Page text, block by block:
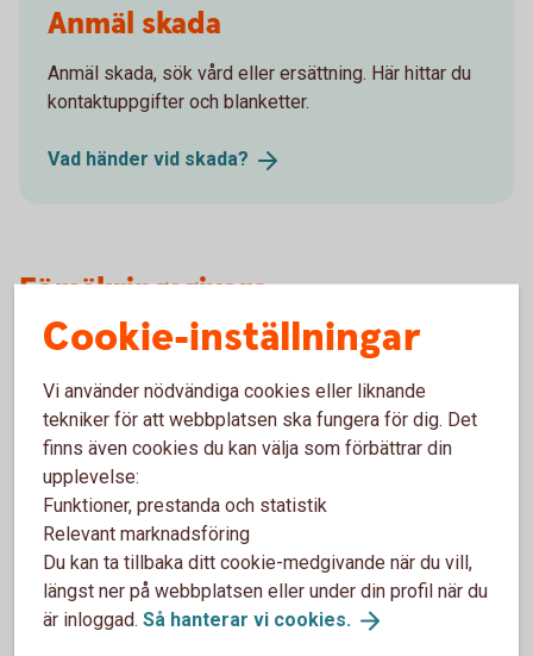
Anmäl skada
Anmäl skada, sök vård eller ersättning. Här hittar du
kontaktuppgifter och blanketter.
Vad händer vid skada?
Försäkringsgivare
Folksam ömsesidig sakförsäkring
Välj innehåll i pensionsplanen
Pensionssparande
Sjukförsäkring företag
Cookie-inställningar
Vi använder nödvändiga cookies eller liknande
tekniker för att webbplatsen ska fungera för dig. Det
finns även cookies du kan välja som förbättrar din
upplevelse:
Funktioner, prestanda och statistik
Relevant marknadsföring
Du kan ta tillbaka ditt cookie-medgivande när du vill,
längst ner på webbplatsen eller under din profil när du
är inloggad. Så hanterar vi cookies.